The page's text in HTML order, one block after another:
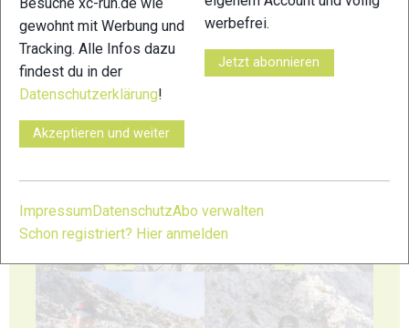
53
55 56
gewohnt mit Werbung und
Tracking. Alle Infos dazu
findest du in der
Datenschutzerklärung!
Akzeptieren und weiter
werbefrei.
Jetzt abonnieren
Impressum DatenschutzAbo verwalten
Schon registriert? Hier anmelden